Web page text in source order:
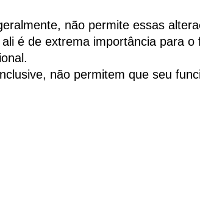
não permite essas
é de extrema importância para
não permitem que seu